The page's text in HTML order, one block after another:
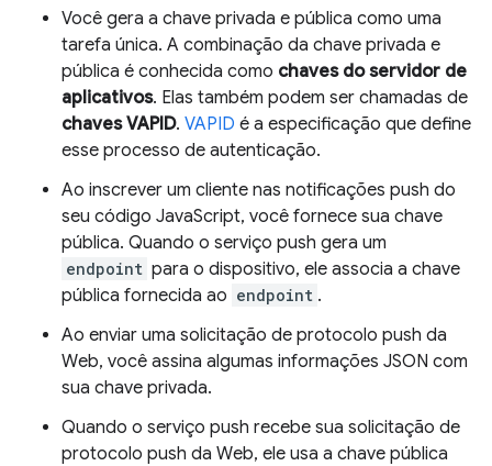
Você gera a chave privada e pública como uma
tarefa única. A combinação da chave privada e
pública é conhecida como chaves do servidor de
aplicativos. Elas também podem ser chamadas de
chaves VAPID. VAPID é a especificação que define
esse processo de autenticação.
Ao inscrever um cliente nas notificações push do
seu código JavaScript, você fornece sua chave
pública. Quando o serviço push gera um
endpoint para o dispositivo, ele associa a chave
pública fornecida ao endpoint .
Ao enviar uma solicitação de protocolo push da
Web, você assina algumas informações JSON com
sua chave privada.
Quando o serviço push recebe sua solicitação de
protocolo push da Web, ele usa a chave pública